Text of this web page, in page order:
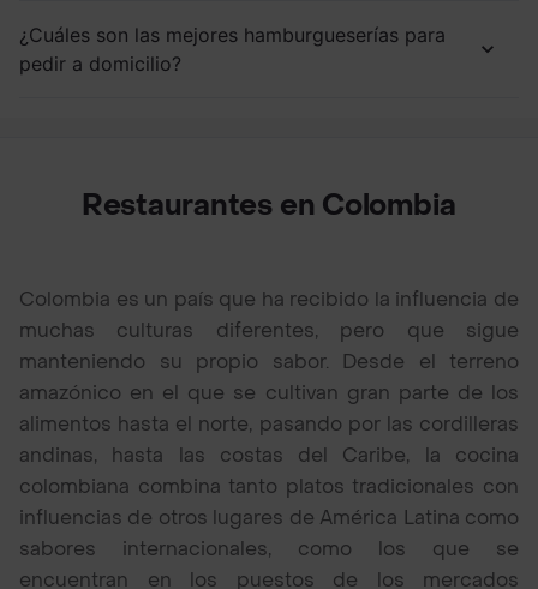
¿Cuáles son las mejores hamburgueserías para
pedir a domicilio?
Restaurantes en Colombia
Colombia es un país que ha recibido la influencia de
muchas culturas diferentes, pero que sigue
manteniendo su propio sabor. Desde el terreno
amazónico en el que se cultivan gran parte de los
alimentos hasta el norte, pasando por las cordilleras
andinas, hasta las costas del Caribe, la cocina
colombiana combina tanto platos tradicionales con
influencias de otros lugares de América Latina como
sabores internacionales, como los que se
encuentran en los puestos de los mercados